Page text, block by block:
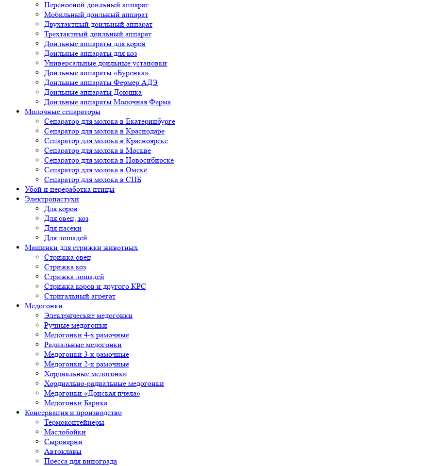
Переносной доильный аппарат
Мобильный доильный аппарат
Двухтактный доильный аппарат
Трехтактный доильный аппарат
Доильные аппараты для коров
Доильные аппараты для коз
Универсальные доильные установки
Доильные аппараты «Буренка»
Доильные аппараты Фермер АДЭ
Доильные аппараты Доюшка
Доильные аппараты Молочная Ферма
Молочные сепараторы
Сепаратор для молока в Екатеринбурге
Сепаратор для молока в Краснодаре
Сепаратор для молока в Красноярске
Сепаратор для молока в Москве
Сепаратор для молока в Новосибирске
Сепаратор для молока в Омске
Сепаратор для молока в СПБ
Убой и переработка птицы
Электропастухи
Для коров
Для овец, коз
Для пасеки
Для лошадей
Машинки для стрижки животных
Стрижка овец
Стрижка коз
Стрижка лошадей
Стрижка коров и другого КРС
Стригальный агрегат
Медогонки
Электрические медогонки
Ручные медогонки
Медогонки 4-х рамочные
Радиальные медогонки
Медогонки 3-х рамочные
Медогонки 2-х рамочные
Хордиальные медогонки
Хордиально-радиальные медогонки
Медогонки «Донская пчела»
Медогонки Барика
Консервация и производство
Термоконтейнеры
Маслобойки
Сыроварни
Автоклавы
Пресса для винограда